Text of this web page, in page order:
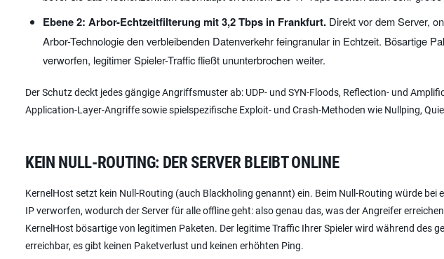
Ebene 2: Arbor-Echtzeitfilterung mit 3,2 Tbps in Frankfurt. Direkt vor dem Server,
Arbor-Technologie den verbleibenden Datenverkehr feingranular in Echtzeit. Bösartige
verworfen, legitimer Spieler-Traffic fließt ununterbrochen weiter.
Der Schutz deckt jedes gängige Angriffsmuster ab: UDP- und SYN-Floods, Reflection- und
Application-Layer-Angriffe sowie spielspezifische Exploit- und Crash-Methoden wie Nullping,
KEIN NULL-ROUTING: DER SERVER BLEIBT ONLINE
KernelHost setzt kein Null-Routing (auch Blackholing genannt) ein. Beim Null-Routing würde
IP verworfen, wodurch der Server für alle offline geht: also genau das, was der Angreifer
KernelHost bösartige von legitimen Paketen. Der legitime Traffic Ihrer Spieler wird während des
erreichbar, es gibt keinen Paketverlust und keinen erhöhten Ping.